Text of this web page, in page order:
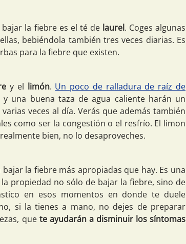
la fiebre es el té de laurel. Coges algunas
bebiéndola también tres veces diarias. Es
para la fiebre que existen.
y el limón. Un poco de ralladura de raíz de
una buena taza de agua caliente harán un
veces al día. Verás que además también
como ser la congestión o el resfrío. El limon
bien, no lo desaproveches.
la fiebre más apropiadas que hay. Es una
propiedad no sólo de bajar la fiebre, sino de
en esos momentos en donde te duele
si la tienes a mano, no dejes de preparar
que te ayudarán a disminuir los síntomas